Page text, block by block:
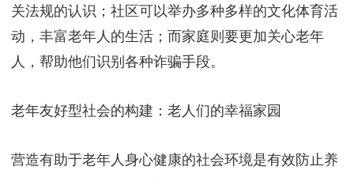
关法规的认识；社区可以举办多种多样的文化体育活
动，丰富老年人的生活；而家庭则要更加关心老年
人，帮助他们识别各种诈骗手段。
老年友好型社会的构建：老人们的幸福家园
营造有助于老年人身心健康的社会环境是有效防止养